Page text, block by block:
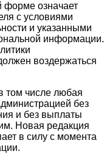
форме означает
с условиями
и указанными
информации.
воздержаться
том числе любая
без
и без выплаты
Новая редакция
в силу с момента